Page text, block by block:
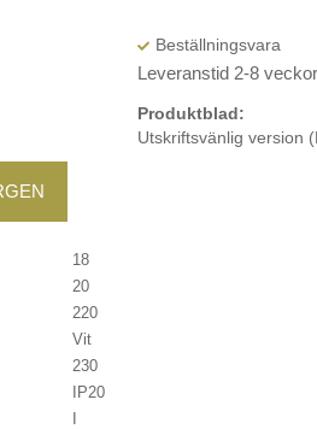
Leveranstid 2-8 veckor
Produktblad:
Utskriftsvänlig version
18
20
220
Vit
230
IP20
I